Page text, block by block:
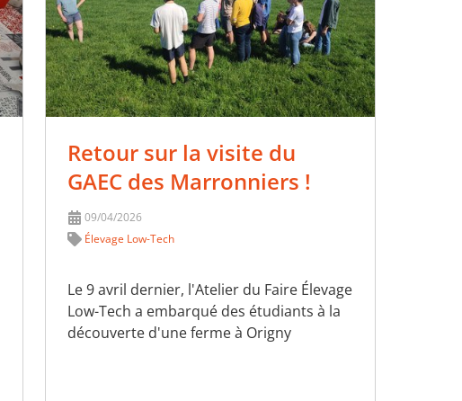
Retour sur la visite du
GAEC des Marronniers !
09/04/2026
Élevage Low-Tech
Le 9 avril dernier, l'Atelier du Faire Élevage
Low-Tech a embarqué des étudiants à la
découverte d'une ferme à Origny